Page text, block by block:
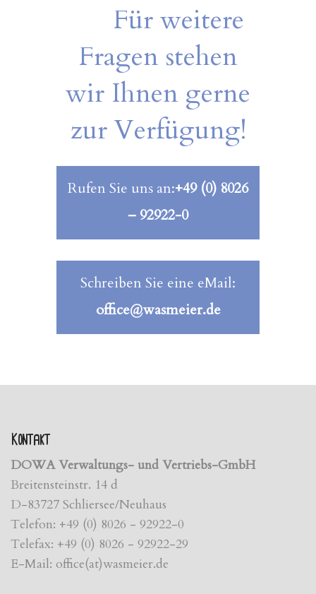
Für weitere
Fragen stehen
wir Ihnen gerne
zur Verfügung!
Rufen Sie uns an:+49 (0) 8026
– 92922-0
Schreiben Sie eine eMail:
office@wasmeier.de
Kontakt
DOWA Verwaltungs- und Vertriebs-GmbH
Breitensteinstr. 14 d
D-83727 Schliersee/Neuhaus
Telefon: +49 (0) 8026 - 92922-0
Telefax: +49 (0) 8026 - 92922-29
E-Mail: office(at)wasmeier.de